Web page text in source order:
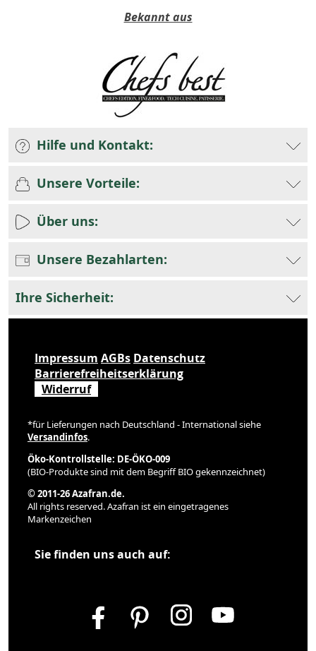
Bekannt aus
Hilfe und Kontakt:
Unsere Vorteile:
Über uns:
Unsere Bezahlarten:
Ihre Sicherheit:
Impressum AGBs Datenschutz
Barrierefreiheitserklärung
Widerruf
*für Lieferungen nach Deutschland - International siehe
Versandinfos.
Öko-Kontrollstelle: DE-ÖKO-009
(BIO-Produkte sind mit dem Begriff BIO gekennzeichnet)
© 2011-26 Azafran.de.
All rights reserved. Azafran ist ein eingetragenes
Markenzeichen
Sie finden uns auch auf: